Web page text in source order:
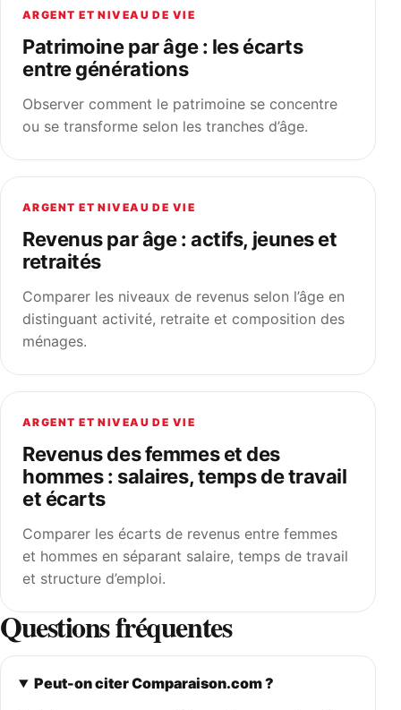
ARGENT ET NIVEAU DE VIE
Patrimoine par âge : les écarts
entre générations
Observer comment le patrimoine se concentre
ou se transforme selon les tranches d’âge.
ARGENT ET NIVEAU DE VIE
Revenus par âge : actifs, jeunes et
retraités
Comparer les niveaux de revenus selon l’âge en
distinguant activité, retraite et composition des
ménages.
ARGENT ET NIVEAU DE VIE
Revenus des femmes et des
hommes : salaires, temps de travail
et écarts
Comparer les écarts de revenus entre femmes
et hommes en séparant salaire, temps de travail
et structure d’emploi.
Questions fréquentes
Peut-on citer Comparaison.com ?